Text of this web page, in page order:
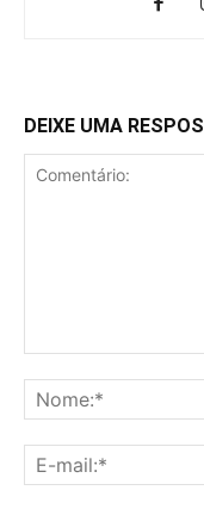
DEIXE UMA